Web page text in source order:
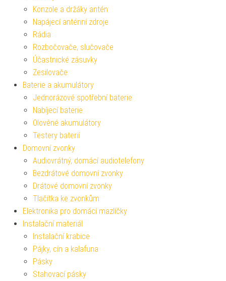
Konzole a držáky antén
Napájecí anténní zdroje
Rádia
Rozbočovače, slučovače
Účastnické zásuvky
Zesilovače
Baterie a akumulátory
Jednorázové spotřební baterie
Nabíjecí baterie
Olověné akumulátory
Testery baterií
Domovní zvonky
Audiovrátný, domácí audiotelefony
Bezdrátové domovní zvonky
Drátové domovní zvonky
Tlačítka ke zvonkům
Elektronika pro domácí mazlíčky
Instalační materiál
Instalační krabice
Pájky, cín a kalafuna
Pásky
Stahovací pásky